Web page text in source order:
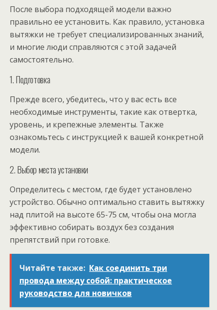
После выбора подходящей модели важно
правильно ее установить. Как правило, установка
вытяжки не требует специализированных знаний,
и многие люди справляются с этой задачей
самостоятельно.
1. Подготовка
Прежде всего, убедитесь, что у вас есть все
необходимые инструменты, такие как отвертка,
уровень, и крепежные элементы. Также
ознакомьтесь с инструкцией к вашей конкретной
модели.
2. Выбор места установки
Определитесь с местом, где будет установлено
устройство. Обычно оптимально ставить вытяжку
над плитой на высоте 65-75 см, чтобы она могла
эффективно собирать воздух без создания
препятствий при готовке.
Читайте также: Как соединить три
провода между собой: практическое
руководство для новичков